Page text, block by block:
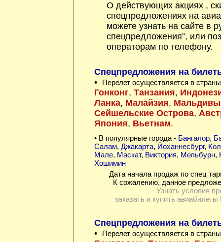
О действующих акциях ,
спецпредложениях на
можете узнать на сайте в
спецпредложения”, или
операторам по телефону.
Спецпредложения на
•
Перелет осуществляется в
Гонконг, Танзания,
Ланка, Малайзия, Мальдивы
Сейшельские Острова,
Япония, Вьетнам.
• В популярные города - Бангалор,
Салам, Джакарта, Йоханнесбург,
Мале, Маскат, Виктория, Мельбурн,
Хошимин
Дата начала продаж по спец
К сожалению, данное
Узнать условия
заказать и купить
Спецпредложения на
•
Перелет осуществляется в